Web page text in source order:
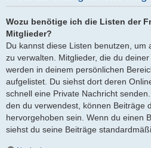
Wozu benötige ich die Listen der
Mitglieder?
Du kannst diese Listen benutzen, um
zu verwalten. Mitglieder, die du
werden in deinem persönlichen
aufgelistet. Du siehst dort deren
schnell eine Private Nachricht
den du verwendest, können Beiträge
hervorgehoben sein. Wenn du einen
siehst du seine Beiträge